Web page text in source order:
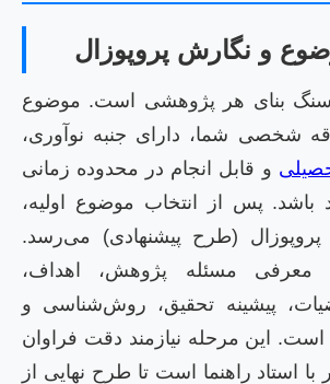
سنگ بنای هر پژوهشی است. موضوع
شخصی شما، دارای جنبه نوآوری،
و قابل انجام در محدوده زمانی
باشد. پس از انتخاب موضوع اولیه،
(طرح پیشنهادی) می‌رسد.
معرفی مسئله پژوهش، اهداف،
پیشینه تحقیق، روش‌شناسی و
است. این مرحله نیازمند دقت فراوان
استاد راهنما است تا طرح نهایی از